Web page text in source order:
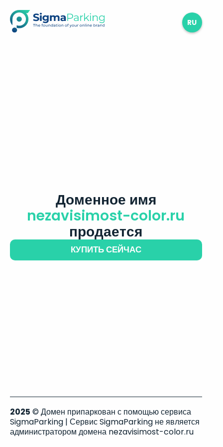
RU
Доменное имя
nezavisimost-color.ru
продается
КУПИТЬ СЕЙЧАС
2025 © Домен припаркован с помощью сервиса
SigmaParking | Сервис SigmaParking не является
администратором домена nezavisimost-color.ru